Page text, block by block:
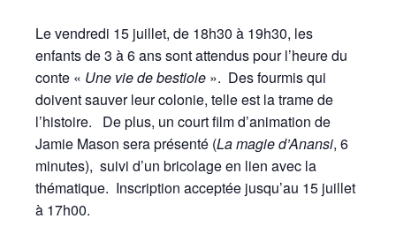
Le vendredi 15 juillet, de 18h30 à 19h30, les
enfants de 3 à 6 ans sont attendus pour l’heure du
conte « Une vie de bestiole ». Des fourmis qui
doivent sauver leur colonie, telle est la trame de
l’histoire. De plus, un court film d’animation de
Jamie Mason sera présenté (La magie d’Anansi, 6
minutes), suivi d’un bricolage en lien avec la
thématique. Inscription acceptée jusqu’au 15 juillet
à 17h00.